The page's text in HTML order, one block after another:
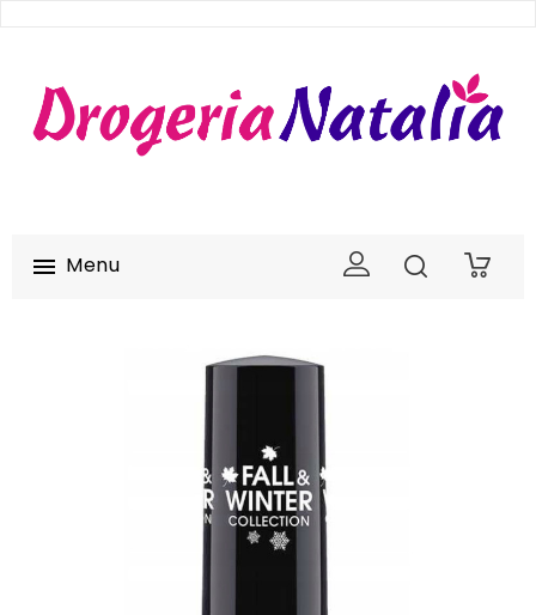
 Menu 0